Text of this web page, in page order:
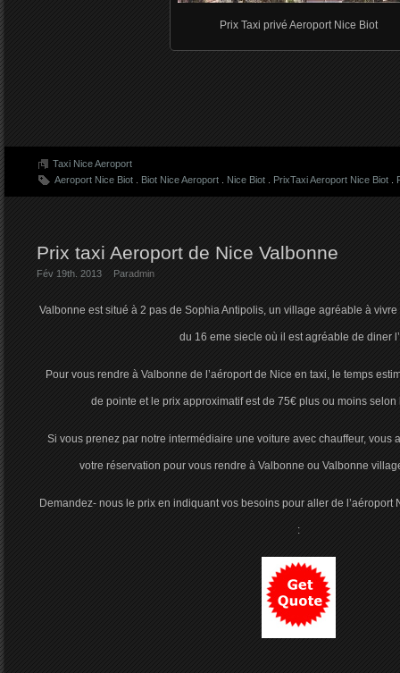
Prix Taxi privé Aeroport Nice Biot
Taxi Nice Aeroport
Aeroport Nice Biot
Biot Nice Aeroport Nice Biot PrixTaxi Aeroport Nice Biot
Prix taxi Aeroport de Nice Valbonne
Fév 19th. 2013 Paradmin
Valbonne est situé à 2 pas de Sophia Antipolis, un village agréable à
du 16 eme siecle où il est agréable de diner
Pour vous rendre à Valbonne de l’aéroport de Nice en taxi, le temps
de pointe et le prix approximatif est de 75€ plus ou moins selon
Si vous prenez par notre intermédiaire une voiture avec chauffeur, vous
votre réservation pour vous rendre à Valbonne ou Valbonne
Demandez- nous le prix en indiquant vos besoins pour aller de l’aéroport
: